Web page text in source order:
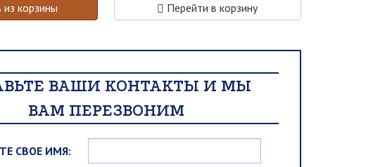
Перейти в корзину
из корзины
ВАШИ КОНТАКТЫ И МЫ
ВАМ ПЕРЕЗВОНИМ
СВОЕ ИМЯ: